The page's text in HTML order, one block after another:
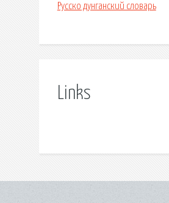
Русско дунганский словарь
Links